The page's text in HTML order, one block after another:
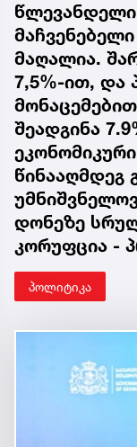
მაღალია.
7,5%-ით, და
შეადგინა
წინააღმდეგ
დონეზე
კორუფცია -
პოლიტიკა